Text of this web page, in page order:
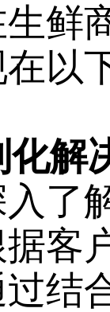
鲜
以
化解
了
客
结